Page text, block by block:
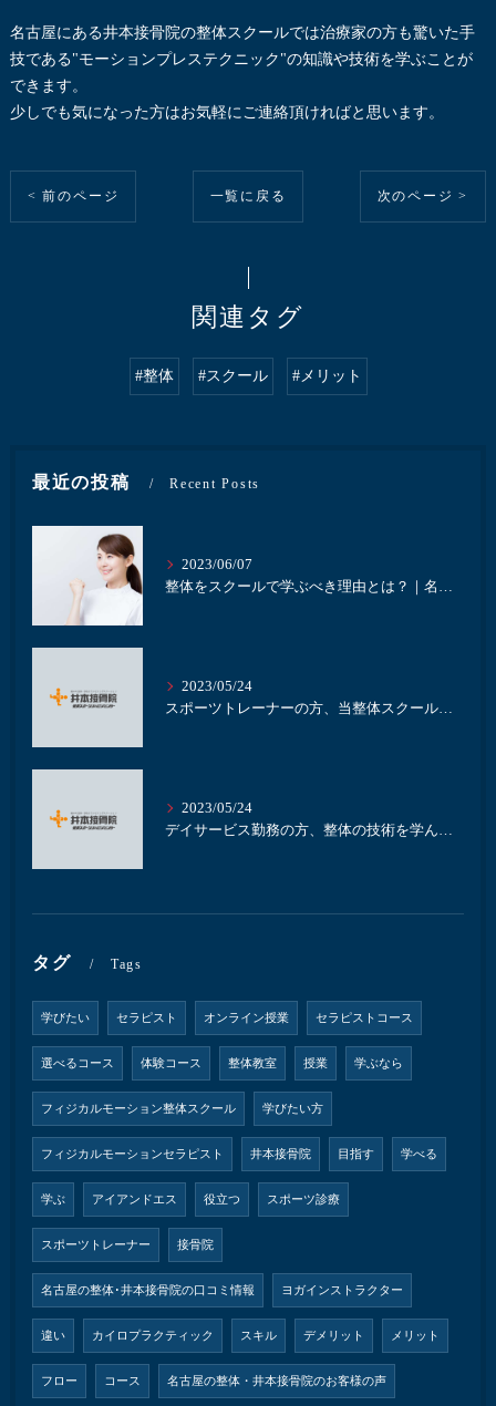
名古屋にある井本接骨院の整体スクールでは治療家の方も驚いた手
技である"モーションプレステクニック"の知識や技術を学ぶことが
できます。
少しでも気になった方はお気軽にご連絡頂ければと思います。
< 前のページ 一覧に戻る 次のページ >
関連タグ
#整体 #スクール #メリット
最近の投稿 Recent Posts
2023/06/07
整体をスクールで学ぶべき理由とは？｜名古屋にある井本接骨院
2023/05/24
スポーツトレーナーの方、当整体スクールで整体を学びませんか？｜名古屋の整体スクール井本接骨院
2023/05/24
デイサービス勤務の方、整体の技術を学んで業務に活かしませんか？｜名古屋の整体スクール井本接骨院
タグ Tags
学びたい セラピスト オンライン授業 セラピストコース
選べるコース 体験コース 整体教室 授業 学ぶなら
フィジカルモーション整体スクール 学びたい方
フィジカルモーションセラピスト 井本接骨院 目指す 学べる
学ぶ アイアンドエス 役立つ スポーツ診療
スポーツトレーナー 接骨院
名古屋の整体･井本接骨院の口コミ情報 ヨガインストラクター
違い カイロプラクティック スキル デメリット メリット
フロー コース 名古屋の整体・井本接骨院のお客様の声